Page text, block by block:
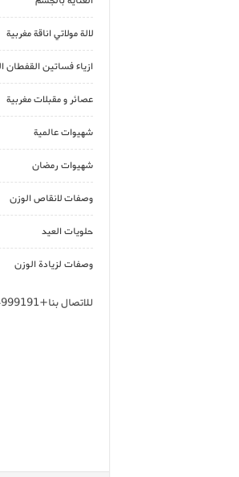
لالة مولاتي اناقة مغربية
ازياء فساتين القفطان
عصائر و مقبلات مغربية
شهيوات عالمية
شهيوات رمضان
وصفات لانقاص الوزن
حلويات العيد
وصفات لزيادة الوزن
للاتصال بنا+212614999191